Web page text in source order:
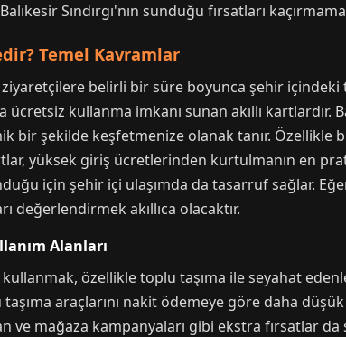
Sındırgı'nın sunduğu fırsatları
Temel Kavramlar
belirli bir süre boyunca şehir içindeki
kullanma imkanı sunan akıllı kartlardır.
bir şekilde keşfetmenize olanak tanır. Özellikle
yüksek giriş ücretlerinden kurtulmanın en
için şehir içi ulaşımda da tasarruf sağlar.
değerlendirmek akıllıca olacaktır.
Alanları
kullanmak, özellikle toplu taşıma ile seyahat
araçlarını nakit ödemeye göre daha
mağaza kampanyaları gibi ekstra fırsatlar da